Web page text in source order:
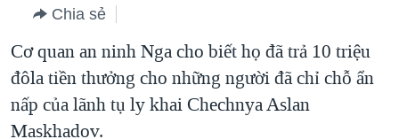
hướng
chính
Đi
"Tìm"
MỤC
TỰ DO BÁO CHÍ
VẠCH TRẦN TIN GIẢ
NGƯỜI VIỆT HẢI NGOẠI
CHUYÊN ĐỀ
CHIẾN TRANH THƯƠNG MẠI CỦA MỸ: QUÁ KHỨ VÀ HIỆN
TẠI
HÀNH TRÌNH BẦU CỬ 2024
HỌC TIẾNG ANH
VIDEO
Chia sẻ
Cơ quan an ninh Nga cho biết họ đã trả 10 triệu
đôla tiền thưởng cho những người đã chỉ chỗ ẩn
nấp của lãnh tụ ly khai Chechnya Aslan
Maskhadov.